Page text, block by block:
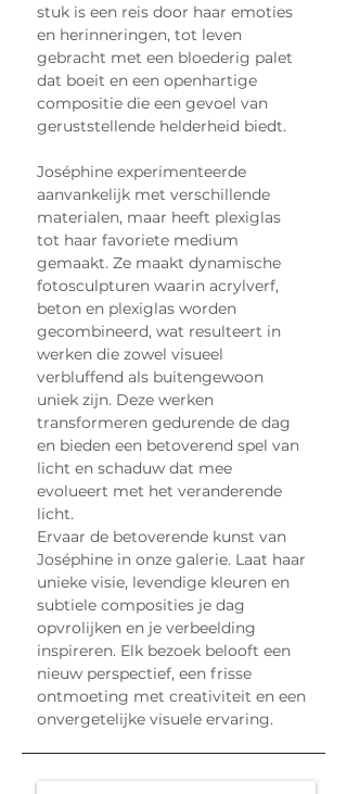
stuk is een reis door haar emoties
en herinneringen, tot leven
gebracht met een bloederig palet
dat boeit en een openhartige
compositie die een gevoel van
geruststellende helderheid biedt.
Joséphine experimenteerde
aanvankelijk met verschillende
materialen, maar heeft plexiglas
tot haar favoriete medium
gemaakt. Ze maakt dynamische
fotosculpturen waarin acrylverf,
beton en plexiglas worden
gecombineerd, wat resulteert in
werken die zowel visueel
verbluffend als buitengewoon
uniek zijn. Deze werken
transformeren gedurende de dag
en bieden een betoverend spel van
licht en schaduw dat mee
evolueert met het veranderende
licht.
Ervaar de betoverende kunst van
Joséphine in onze galerie. Laat haar
unieke visie, levendige kleuren en
subtiele composities je dag
opvrolijken en je verbeelding
inspireren. Elk bezoek belooft een
nieuw perspectief, een frisse
ontmoeting met creativiteit en een
onvergetelijke visuele ervaring.